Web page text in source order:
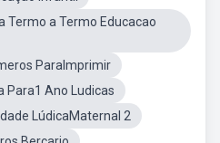
Termo a Termo Educacao
ParaImprimir
Para1 Ano Ludicas
LúdicaMaternal 2